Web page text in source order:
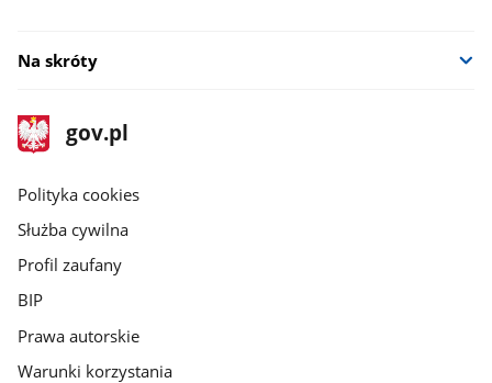
Na skróty
stopka
gov.pl
Strona
gov.pl
gov.pl
Polityka cookies
Służba cywilna
Profil zaufany
BIP
Prawa autorskie
Warunki korzystania